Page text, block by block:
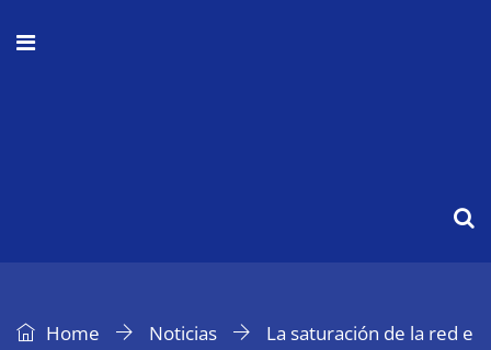
Home Noticias
La saturación de la red e